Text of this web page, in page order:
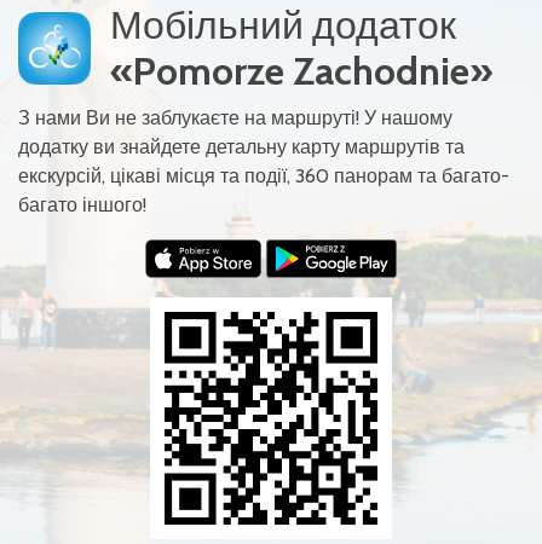
Мобільний додаток
«Pomorze Zachodnie»
З нами Ви не заблукаєте на маршруті! У нашому
додатку ви знайдете детальну карту маршрутів та
екскурсій, цікаві місця та події, 360 панорам та багато-
багато іншого!